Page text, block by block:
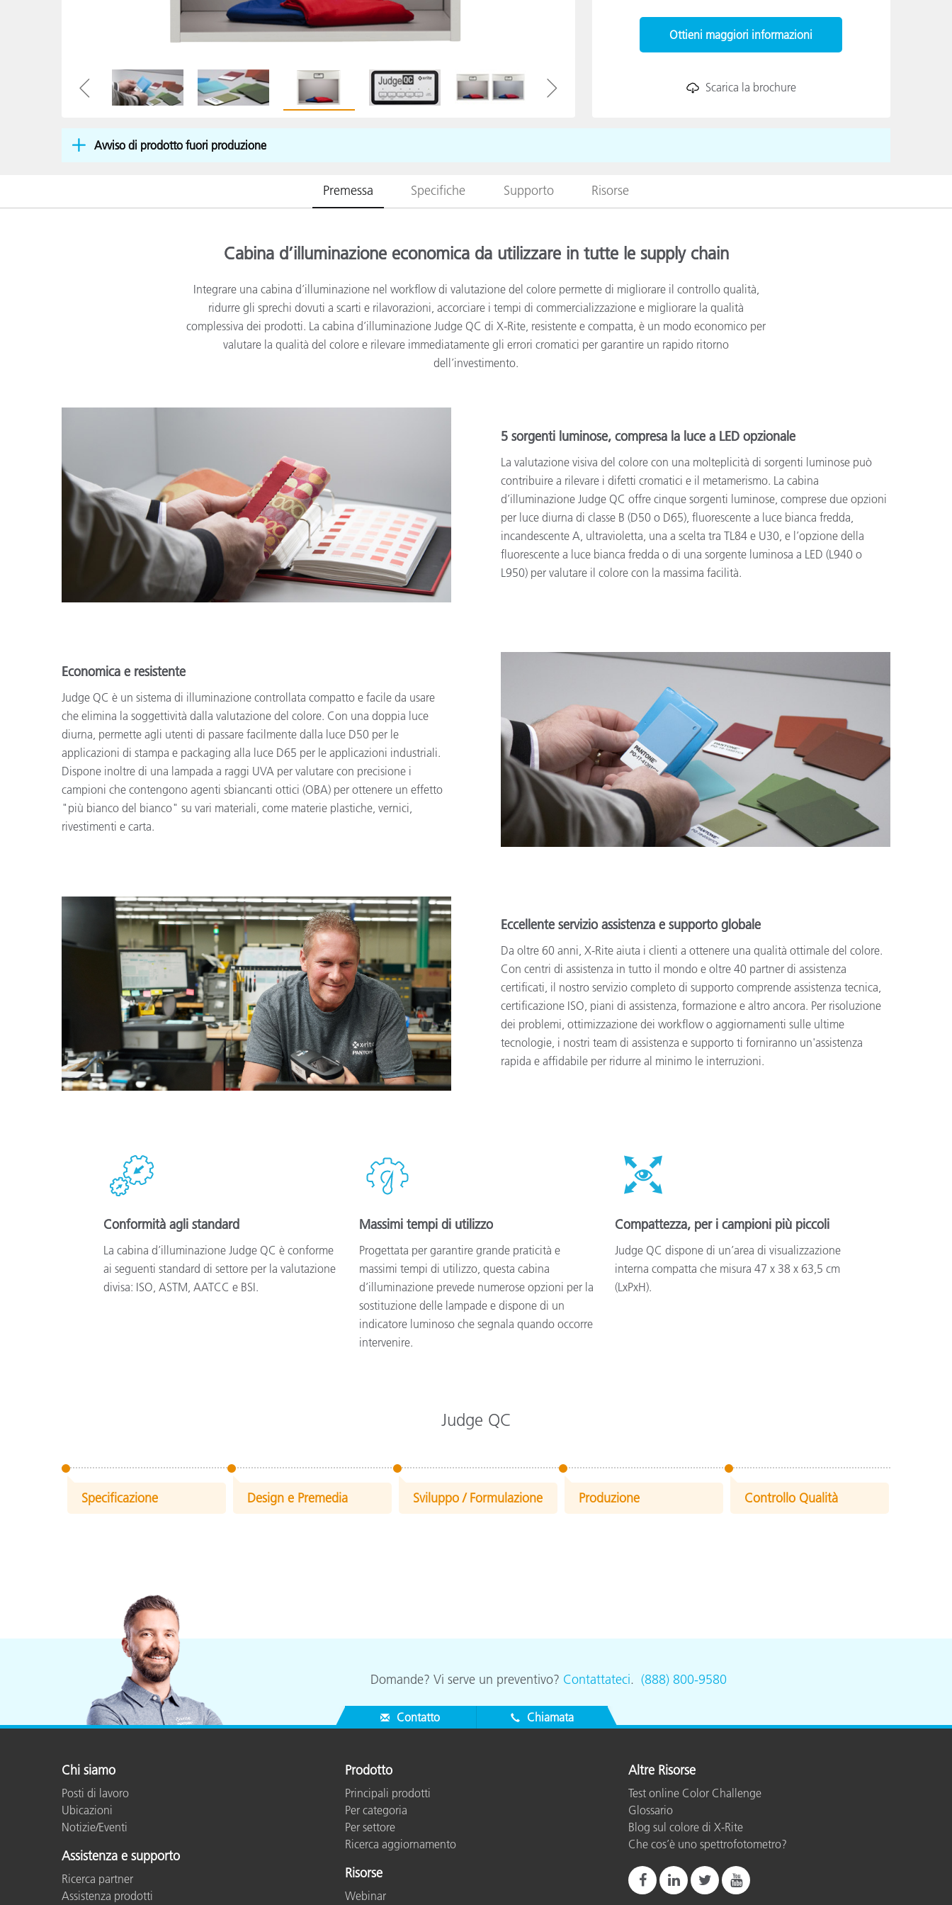
Beni Durevoli
Ottieni maggiori informazioni
Scarica la brochure
Avviso di prodotto fuori produzione
Premessa Specifiche Supporto Risorse
Cabina d’illuminazione economica da utilizzare in tutte le supply chain
Integrare una cabina d’illuminazione nel workflow di valutazione del colore permette di migliorare il controllo qualità,
ridurre gli sprechi dovuti a scarti e rilavorazioni, accorciare i tempi di commercializzazione e migliorare la qualità
complessiva dei prodotti. La cabina d’illuminazione Judge QC di X-Rite, resistente e compatta, è un modo economico per
valutare la qualità del colore e rilevare immediatamente gli errori cromatici per garantire un rapido ritorno
dell’investimento.
5 sorgenti luminose, compresa la luce a LED opzionale
La valutazione visiva del colore con una molteplicità di sorgenti luminose può
contribuire a rilevare i difetti cromatici e il metamerismo. La cabina
d’illuminazione Judge QC offre cinque sorgenti luminose, comprese due opzioni
per luce diurna di classe B (D50 o D65), fluorescente a luce bianca fredda,
incandescente A, ultravioletta, una a scelta tra TL84 e U30, e l’opzione della
fluorescente a luce bianca fredda o di una sorgente luminosa a LED (L940 o
L950) per valutare il colore con la massima facilità.
Economica e resistente
Judge QC è un sistema di illuminazione controllata compatto e facile da usare
che elimina la soggettività dalla valutazione del colore. Con una doppia luce
diurna, permette agli utenti di passare facilmente dalla luce D50 per le
applicazioni di stampa e packaging alla luce D65 per le applicazioni industriali.
Dispone inoltre di una lampada a raggi UVA per valutare con precisione i
campioni che contengono agenti sbiancanti ottici (OBA) per ottenere un effetto
"più bianco del bianco" su vari materiali, come materie plastiche, vernici,
rivestimenti e carta.
Eccellente servizio assistenza e supporto globale
Da oltre 60 anni, X-Rite aiuta i clienti a ottenere una qualità ottimale del colore.
Con centri di assistenza in tutto il mondo e oltre 40 partner di assistenza
certificati, il nostro servizio completo di supporto comprende assistenza tecnica,
certificazione ISO, piani di assistenza, formazione e altro ancora. Per risoluzione
dei problemi, ottimizzazione dei workflow o aggiornamenti sulle ultime
tecnologie, i nostri team di assistenza e supporto ti forniranno un'assistenza
rapida e affidabile per ridurre al minimo le interruzioni.
Conformità agli standard
La cabina d’illuminazione Judge QC è conforme
ai seguenti standard di settore per la valutazione
divisa: ISO, ASTM, AATCC e BSI.
Massimi tempi di utilizzo
Progettata per garantire grande praticità e
massimi tempi di utilizzo, questa cabina
d’illuminazione prevede numerose opzioni per la
sostituzione delle lampade e dispone di un
indicatore luminoso che segnala quando occorre
intervenire.
Compattezza, per i campioni più piccoli
Judge QC dispone di un’area di visualizzazione
interna compatta che misura 47 x 38 x 63,5 cm
(LxPxH).
Judge QC
Specificazione Design e Premedia Sviluppo / Formulazione Produzione Controllo Qualità
Domande? Vi serve un preventivo? Contattateci. (888) 800-9580
Contatto Chiamata
Chi siamo
Posti di lavoro
Ubicazioni
Notizie/Eventi
Assistenza e supporto
Ricerca partner
Assistenza prodotti
Prodotto
Principali prodotti
Per categoria
Per settore
Ricerca aggiornamento
Risorse
Webinar
Altre Risorse
Test online Color Challenge
Glossario
Blog sul colore di X-Rite
Che cos’è uno spettrofotometro?